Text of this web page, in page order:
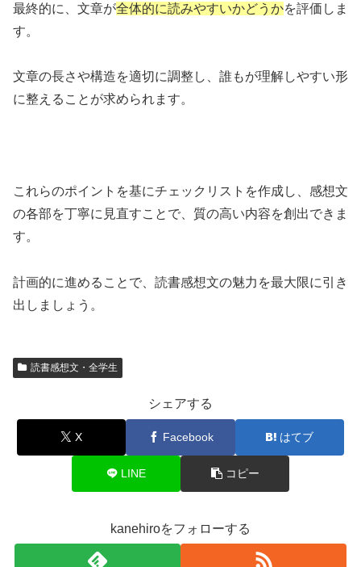
最終的に、文章が全体的に読みやすいかどうかを評価しま
す。
文章の長さや構造を適切に調整し、誰もが理解しやすい形
に整えることが求められます。
これらのポイントを基にチェックリストを作成し、感想文
の各部を丁寧に見直すことで、質の高い内容を創出できま
す。
計画的に進めることで、読書感想文の魅力を最大限に引き
出しましょう。
読書感想文・全学生
シェアする
X Facebook はてブ
LINE コピー
kanehiroをフォローする